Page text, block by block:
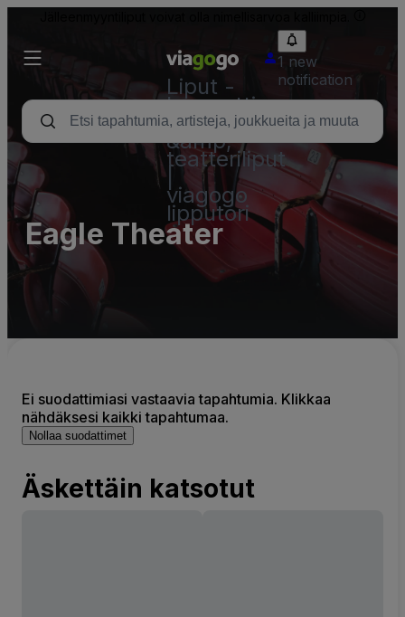
Liput -
konsertti,
urheilu
&amp;
teatteriliput
viagogo
lipputori
1 new
notification
Eagle Theater
Ei suodattimiasi vastaavia tapahtumia. Klikkaa
nähdäksesi kaikki tapahtumaa.
Nollaa suodattimet
Äskettäin katsotut